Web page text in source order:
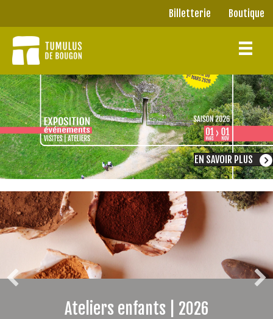
Billetterie Boutique
Billetterie Boutique
EN SAVOIR PLUS
Ateliers enfants | 2026